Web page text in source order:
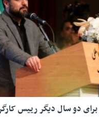
دو سال دیگر رییس